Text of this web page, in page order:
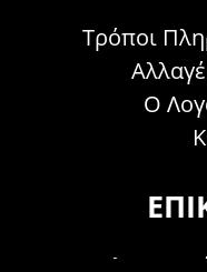
Τρόποι
Ο